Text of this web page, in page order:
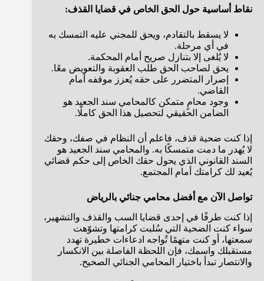
نقاط أساسية حول الحق الخاص في قضايا القذف:
لا يسقط بالتقادم، ويحق للمجني عليه التمسك به
في أي مرحلة.
لا يُلغى إلا بتنازل صريح أمام المحكمة.
يحق لصاحب الحق طلب العقوبة والتعويض معًا.
إصرار المتضرر على حقه يُعزز موقفه أمام
القاضي.
وجود محامٍ متمكن كالمحامي سند الجعيد هو
الضامن الحقيقي لتحصيل هذا الحق كاملًا.
إذا كنت ضحية قذف، فاعلم أن النظام في صفك، وحقك
لا يُهدر ما دمت متمسكًا به. والمحامي سند الجعيد هو
السند القانوني الذي يحول حقك الخاص إلى حكم قضائي
يُعيد لك كرامتك أمام المجتمع.
تواصل الآن مع أفضل محامي جنائي بالرياض
إذا كنت طرفًا في إحدى قضايا السب والقذف والتشهير،
سواء كنت الضحية التي سُلبت كرامتها وتشوّهت
سمعتها، أو كنت متهمًا تُواجه ادعاءات خطيرة تهدد
مستقبلك واسمك، فإن اللحظة الفاصلة بين الانكسار
والانتصار تبدأ باختيار المحامي الجنائي الصحيح.